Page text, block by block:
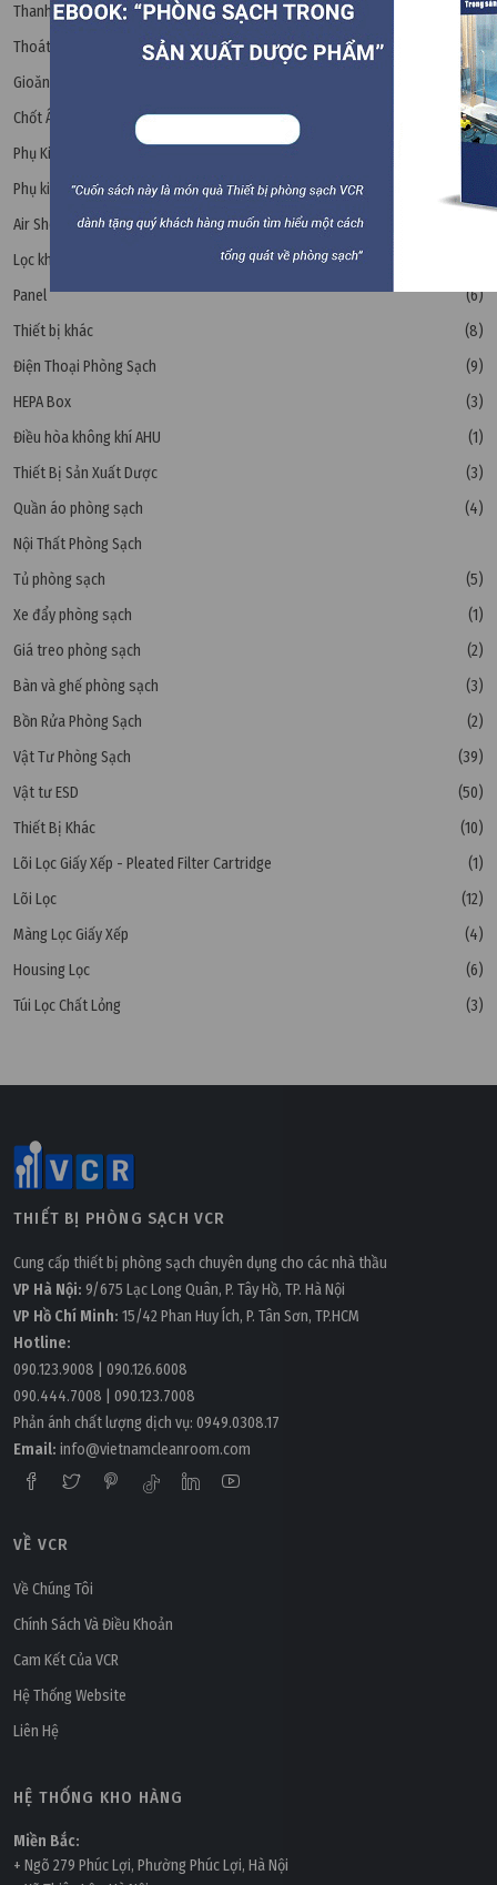
Thanh Nhôm
(15)
Thoát Sàn Phòng Sạch
(4)
Gioăng Cửa
(2)
Chốt Âm Cửa Panel
(1)
Phụ Kiện Nhôm Panel
Phụ kiện cửa
Air Shower
Lọc khí Air filter
Panel
(6)
Thiết bị khác
(8)
Điện Thoại Phòng Sạch
(9)
HEPA Box
(3)
Điều hòa không khí AHU
(1)
Thiết Bị Sản Xuất Dược
(3)
Quần áo phòng sạch
(4)
Nội Thất Phòng Sạch
Tủ phòng sạch
(5)
Xe đẩy phòng sạch
(1)
Giá treo phòng sạch
(2)
Bàn và ghế phòng sạch
(3)
Bồn Rửa Phòng Sạch
(2)
Vật Tư Phòng Sạch
(39)
Vật tư ESD
(50)
Thiết Bị Khác
(10)
Lõi Lọc Giấy Xếp - Pleated Filter Cartridge
(1)
Lõi Lọc
(12)
Màng Lọc Giấy Xếp
(4)
Housing Lọc
(6)
Túi Lọc Chất Lỏng
(3)
THIẾT BỊ PHÒNG SẠCH VCR
Cung cấp thiết bị phòng sạch chuyên dụng cho các nhà thầu
VP Hà Nội: 9/675 Lạc Long Quân, P. Tây Hồ, TP. Hà Nội
VP Hồ Chí Minh: 15/42 Phan Huy Ích, P. Tân Sơn, TP.HCM
Hotline:
090.123.9008
090.126.6008
090.444.7008
090.123.7008
Phản ánh chất lượng dịch vụ: 0949.0308.17
Email: info@vietnamcleanroom.com
VỀ VCR
Về Chúng Tôi
Chính Sách Và Điều Khoản
Cam Kết Của VCR
Hệ Thống Website
Liên Hệ
HỆ THỐNG KHO HÀNG
Miền Bắc:
+ Ngõ 279 Phúc Lợi, Phường Phúc Lợi, Hà Nội